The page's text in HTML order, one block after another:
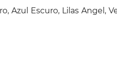
Azul Escuro, Lilas